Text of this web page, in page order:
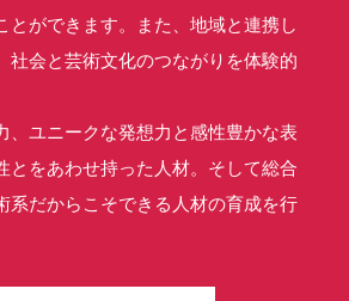
とができます。また、地域と連携し
社会と芸術文化のつながりを体験的
、ユニークな発想力と感性豊かな表
とをあわせ持った人材。そして総合
系だからこそできる人材の育成を行